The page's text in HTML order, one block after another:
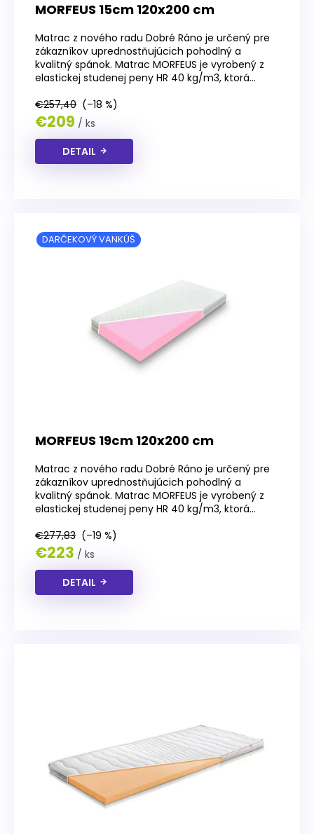
MORFEUS 15cm 120x200 cm
Matrac z nového radu Dobré Ráno je určený pre
zákazníkov uprednostňujúcich pohodlný a
kvalitný spánok. Matrac MORFEUS je vyrobený z
elastickej studenej peny HR 40 kg/m3, ktorá...
€257,40 (–18 %)
€209 / ks
DETAIL
MORFEUS 19cm 120x200 cm
DARČEKOVÝ VANKÚŠ
Matrac z nového radu Dobré Ráno je určený pre
zákazníkov uprednostňujúcich pohodlný a
kvalitný spánok. Matrac MORFEUS je vyrobený z
elastickej studenej peny HR 40 kg/m3, ktorá...
€277,83 (–19 %)
€223 / ks
DETAIL